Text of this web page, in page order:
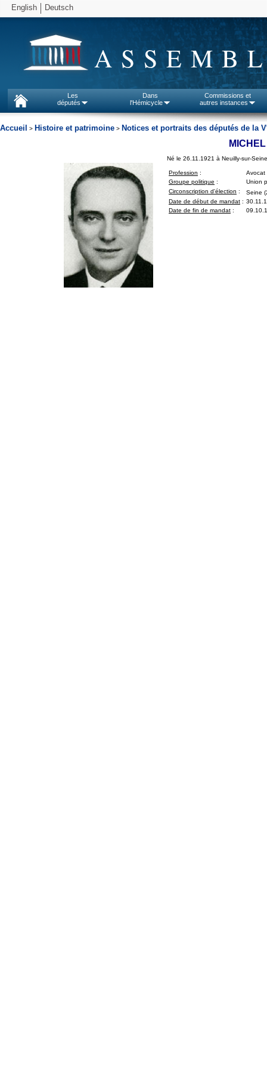
English Deutsch
Les
députés
Dans
l'Hémicycle
Commissions et
autres instances
Accueil > Histoire et patrimoine > Notices et portraits des députés de la V
Né le 26.11.1921 à Neuilly-sur-
Profession :
Avocat
Groupe politique :
Union
Circonscription d'élection :
Seine
Date de début de mandat :
Date de fin de mandat :